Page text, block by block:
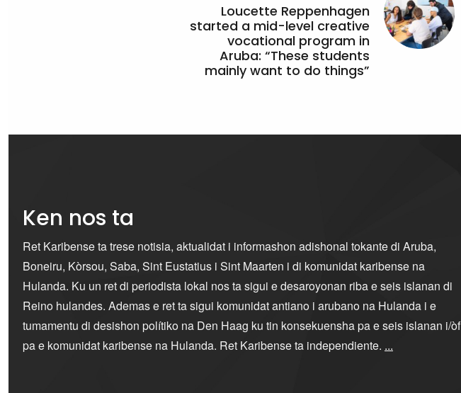
Loucette Reppenhagen
started a mid-level creative
vocational program in
Aruba: “These students
mainly want to do things”
Ken nos ta
Ret Karibense ta trese notisia, aktualidat i informashon adishonal tokante di Aruba,
Boneiru, Kòrsou, Saba, Sint Eustatius i Sint Maarten i di komunidat karibense na
Hulanda. Ku un ret di periodista lokal nos ta sigui e desaroyonan riba e seis islanan di
Reino hulandes. Ademas e ret ta sigui komunidat antiano i arubano na Hulanda i e
tumamentu di desishon polítiko na Den Haag ku tin konsekuensha pa e seis islanan i/òf
pa e komunidat karibense na Hulanda. Ret Karibense ta independiente. ...